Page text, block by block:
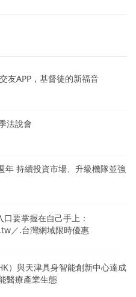
友APP，基督徒的新福音
法說會
年 持續投資市場、升級機隊並強
要掌握在自己手上：
／.台灣網域限時優惠
）與天津具身智能創新中心達成
醫療產業生態